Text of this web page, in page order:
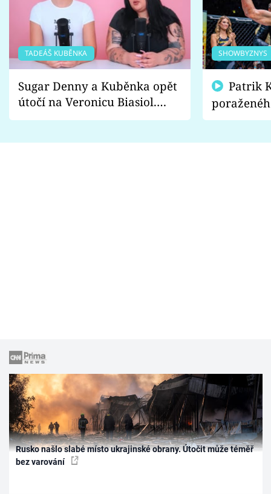
TADEÁŠ KUBĚNKA
Sugar Denny a Kuběnka opět
útočí na Veronicu Biasiol.
Proč je podle nich falešná a
SHOWBYZNYS
fanoušci
Rusko našlo slabé místo ukrajinské obrany. Útočit může téměř
bez varování